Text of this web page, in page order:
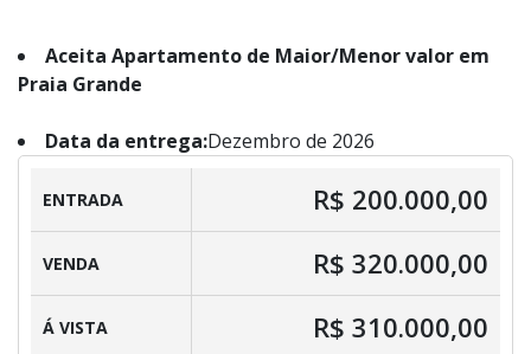
Aceita Apartamento de Maior/Menor valor em
Praia Grande
Data da entrega:Dezembro de 2026
ENTRADA R$ 200.000,00
VENDA R$ 320.000,00
Á VISTA R$ 310.000,00